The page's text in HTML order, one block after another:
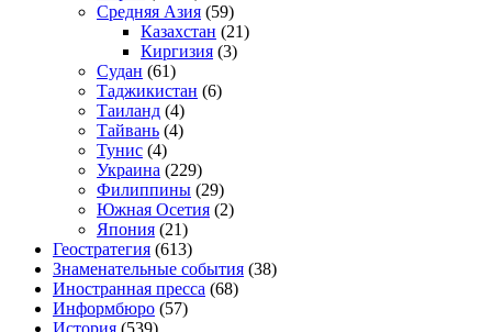
Средняя Азия (59)
Казахстан (21)
Киргизия (3)
Судан (61)
Таджикистан (6)
Таиланд (4)
Тайвань (4)
Тунис (4)
Украина (229)
Филиппины (29)
Южная Осетия (2)
Япония (21)
Геостратегия (613)
Знаменательные события (38)
Иностранная пресса (68)
Информбюро (57)